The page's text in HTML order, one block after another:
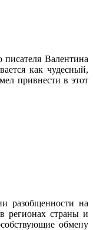
Валентина
как чудесный,
привнести в этот
разобщенности на
регионах страны и
обмену